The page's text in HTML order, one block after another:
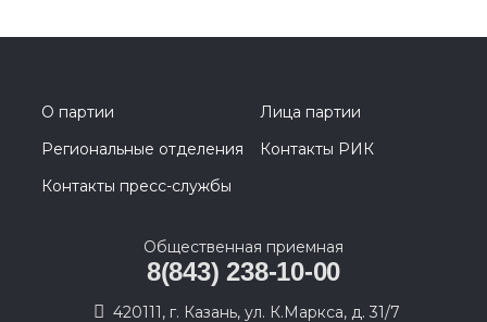
О партии
Лица партии
Региональные отделения
Контакты РИК
Контакты пресс-службы
Общественная приемная
8(843) 238-10-00
420111, г. Казань, ул. К.Маркса, д. 31/7